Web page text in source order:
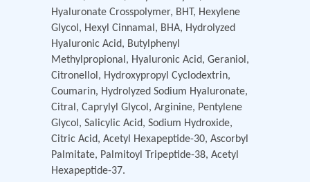
Hyaluronate Crosspolymer, BHT, Hexylene
Glycol, Hexyl Cinnamal, BHA, Hydrolyzed
Hyaluronic Acid, Butylphenyl
Methylpropional, Hyaluronic Acid, Geraniol,
Citronellol, Hydroxypropyl Cyclodextrin,
Coumarin, Hydrolyzed Sodium Hyaluronate,
Citral, Caprylyl Glycol, Arginine, Pentylene
Glycol, Salicylic Acid, Sodium Hydroxide,
Citric Acid, Acetyl Hexapeptide-30, Ascorbyl
Palmitate, Palmitoyl Tripeptide-38, Acetyl
Hexapeptide-37.